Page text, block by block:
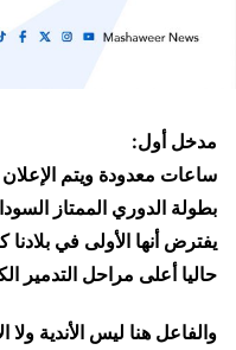
مدخل أول:
ساعات معدودة ويتم
بطولة الدوري الممتاز
يفترض أنها الأولى في بلادنا
حاليا أعلى مراحل التدمير
والفاعل هنا ليس الأندية ولا